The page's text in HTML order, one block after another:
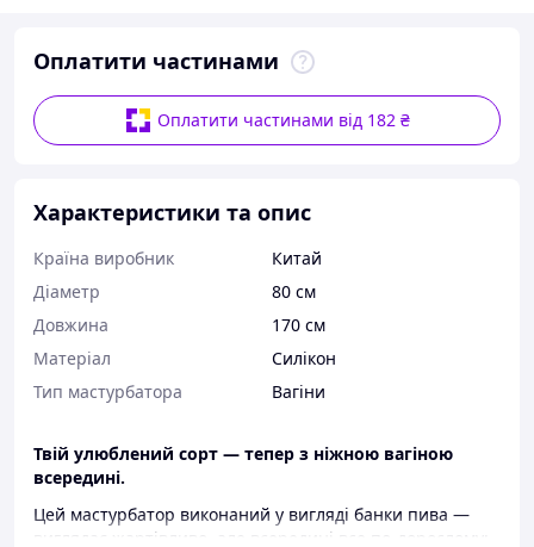
Оплатити частинами
Оплатити частинами від 182 ₴
Характеристики та опис
Країна виробник
Китай
Діаметр
80 см
Довжина
170 см
Матеріал
Силікон
Тип мастурбатора
Вагіни
Твій улюблений сорт — тепер з ніжною вагіною
всередині.
Цей мастурбатор виконаний у вигляді банки пива —
виглядає жартівливо, але всередині все по-дорослому: